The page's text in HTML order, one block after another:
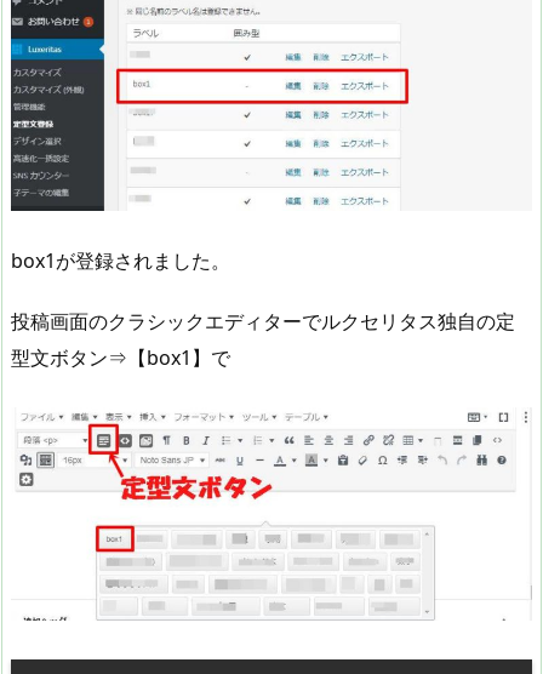
box1が登録されました。
投稿画面のクラシックエディターでルクセリタス独自の定
型文ボタン⇒【box1】で